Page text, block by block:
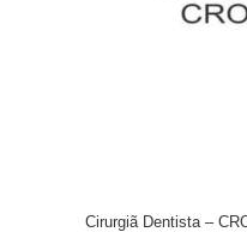
Cirurgiã Dentista –